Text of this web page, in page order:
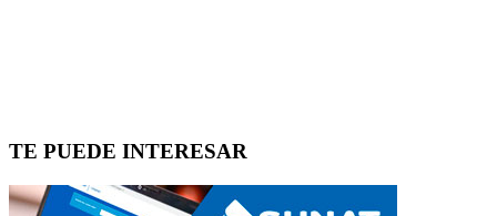
TE PUEDE INTERESAR